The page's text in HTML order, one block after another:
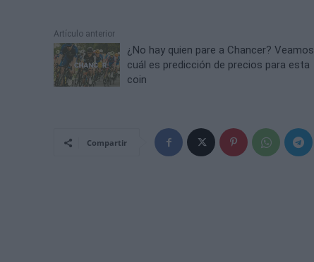
Artículo anterior
¿No hay quien pare a Chancer? Veamos
cuál es predicción de precios para esta
coin
Compartir